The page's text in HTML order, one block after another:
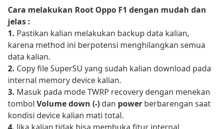
Cara melakukan Root Oppo F1 dengan mudah dan
jelas :
1. Pastikan kalian melakukan backup data kalian,
karena method ini berpotensi menghilangkan semua
data kalian.
2. Copy file SuperSU yang sudah kalian download pada
internal memory device kalian.
3. Masuk pada mode TWRP recovery dengan menekan
tombol Volume down (-) dan power berbarengan saat
kondisi device kalian mati total.
4. Jika kalian tidak bisa membuka fitur internal